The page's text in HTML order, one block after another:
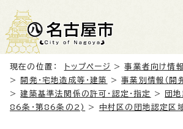
現在の位置： トップページ >事業者向け情報
>
開発・宅地造成等・建築 >事業別情報（開
>建築基準法関係の許可・認定・指定 >
団
86条・第86条の2)
> 中村区の団地認定区